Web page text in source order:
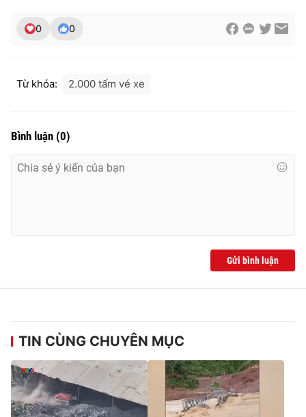
0 0
Từ khóa: 2.000 tấm vé xe
Bình luận (0)
Gửi bình luận
TIN CÙNG CHUYÊN MỤC